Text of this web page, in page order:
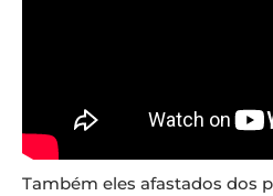
Também eles afastados dos